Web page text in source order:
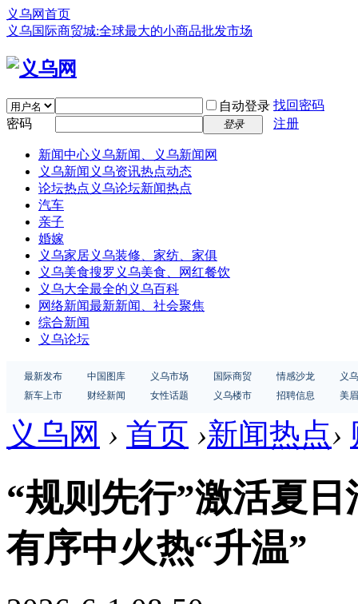
义乌网首页
义乌国际商贸城:全球最大的小商品批发市场
自动登录 找回密码
密码
登录 注册
新闻中心义乌新闻、义乌新闻网
义乌新闻 义乌资讯热点动态
论坛热点 义乌论坛新闻热点
汽车
亲子
婚嫁
义乌家居义乌装修、家纺、家俱
义乌美食搜罗义乌美食、网红餐饮
义乌大全最全的义乌百科
网络新闻最新新闻、社会聚焦
综合新闻
义乌论坛
最新发布 中国图库 义乌市场 国际商贸 情感沙龙
义
新车上市
财经新闻 女性话题 义乌楼市 招聘信息 美
义乌网 › 首页 ›新闻热点›
“规则先行”激活夏
有序中火热“升温”